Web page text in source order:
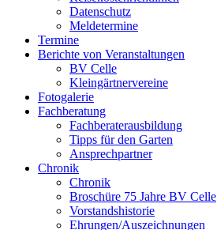
Datenschutz
Meldetermine
Termine
Berichte von Veranstaltungen
BV Celle
Kleingärtnervereine
Fotogalerie
Fachberatung
Fachberaterausbildung
Tipps für den Garten
Ansprechpartner
Chronik
Chronik
Broschüre 75 Jahre BV Celle
Vorstandshistorie
Ehrungen/Auszeichnungen